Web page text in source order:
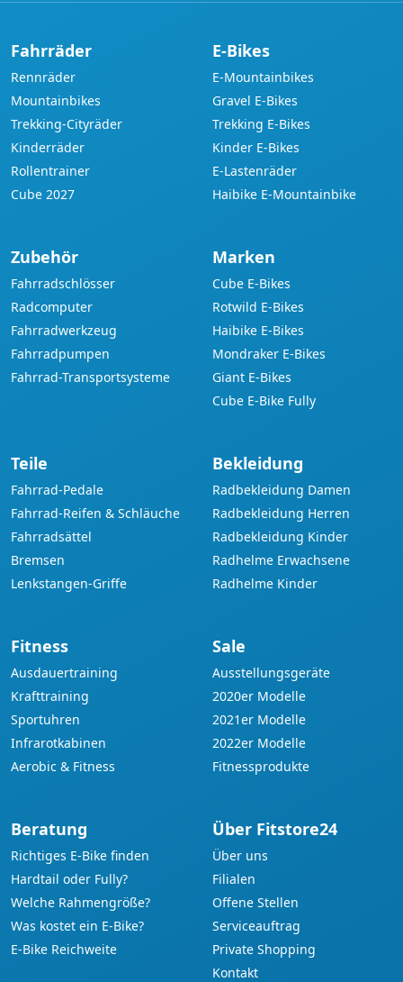
Fahrräder
Rennräder
Mountainbikes
Trekking-Cityräder
Kinderräder
Rollentrainer
Cube 2027
E-Bikes
E-Mountainbikes
Gravel E-Bikes
Trekking E-Bikes
Kinder E-Bikes
E-Lastenräder
Haibike E-Mountainbike
Zubehör
Fahrradschlösser
Radcomputer
Fahrradwerkzeug
Fahrradpumpen
Fahrrad-Transportsysteme
Marken
Cube E-Bikes
Rotwild E-Bikes
Haibike E-Bikes
Mondraker E-Bikes
Giant E-Bikes
Cube E-Bike Fully
Teile
Fahrrad-Pedale
Fahrrad-Reifen & Schläuche
Fahrradsättel
Bremsen
Lenkstangen-Griffe
Bekleidung
Radbekleidung Damen
Radbekleidung Herren
Radbekleidung Kinder
Radhelme Erwachsene
Radhelme Kinder
Fitness
Ausdauertraining
Krafttraining
Sportuhren
Infrarotkabinen
Aerobic & Fitness
Sale
Ausstellungsgeräte
2020er Modelle
2021er Modelle
2022er Modelle
Fitnessprodukte
Beratung
Richtiges E-Bike finden
Hardtail oder Fully?
Welche Rahmengröße?
Was kostet ein E-Bike?
E-Bike Reichweite
Über Fitstore24
Über uns
Filialen
Offene Stellen
Serviceauftrag
Private Shopping
Kontakt